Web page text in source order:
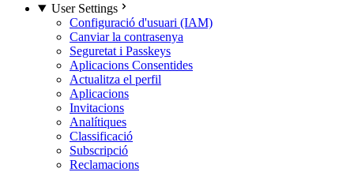
User Settings
Configuració d'usuari (IAM)
Canviar la contrasenya
Seguretat i Passkeys
Aplicacions Consentides
Actualitza el perfil
Aplicacions
Invitacions
Analítiques
Classificació
Subscripció
Reclamacions